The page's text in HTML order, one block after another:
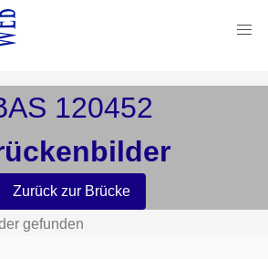
120452
Zurück zur Brücke
gefunden